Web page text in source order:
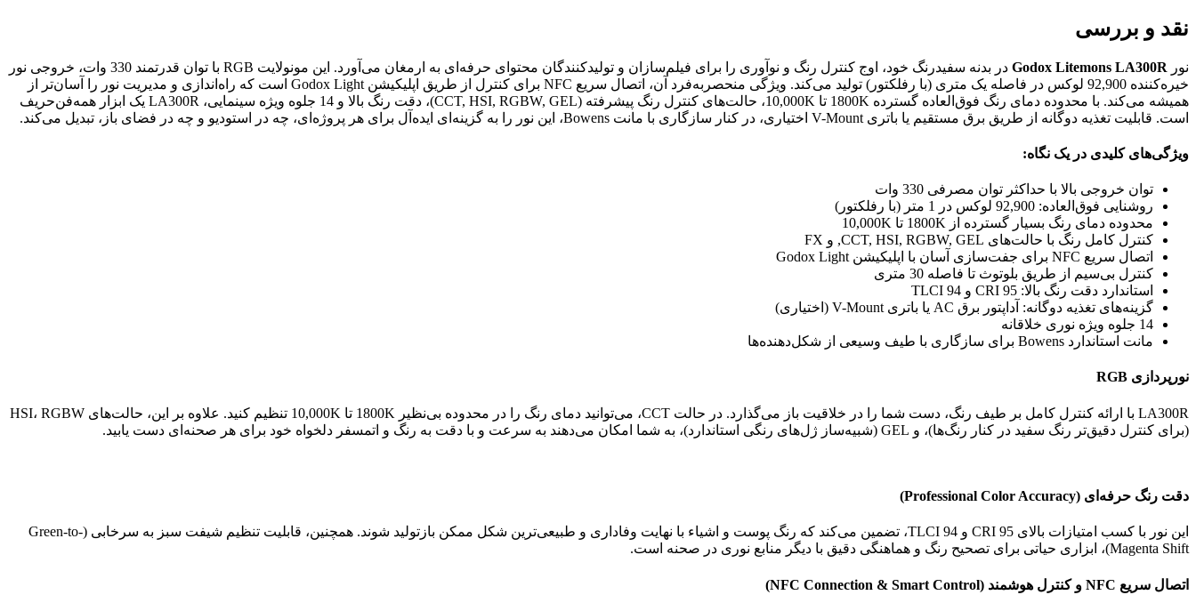
نقد و بررسی
نور Godox Litemons LA300R در بدنه سفیدرنگ خود، اوج کنترل رنگ و نوآوری را برای فیلم‌سازان و تولیدکنندگان محتوای حرفه‌ای به ارمغان می‌آورد. این مونولایت RGB با توان قدرتمند 330 وات، خروجی نور
خیره‌کننده 92,900
لوکس در فاصله یک متری (با رفلکتور) تولید می‌کند. ویژگی منحصربه‌فرد آن، اتصال سریع NFC برای کنترل از طریق اپلیکیشن Godox Light است که راه‌اندازی و مدیریت نور را آسان‌تر از
همیشه می‌کند. با محدوده دمای رنگ فوق‌العاده گسترده 1800K تا 10,000K، حالت‌های کنترل رنگ پیشرفته (CCT, HSI, RGBW, GEL)، دقت رنگ بالا و 14
جلوه ویژه سینمایی، LA300R یک ابزار همه‌فن‌حریف
است. قابلیت تغذیه دوگانه از طریق برق مستقیم یا باتری V-Mount اختیاری، در کنار سازگاری با مانت Bowens، این نور را به گزینه‌ای ایده‌آل برای هر پروژه‌ای، چه در استودیو و چه در فضای باز، تبدیل می‌کند.
ویژگی‌های کلیدی در یک نگاه:
توان خروجی بالا با حداکثر توان مصرفی 330 وات
روشنایی فوق‌العاده: 92,900 لوکس در 1 متر (با رفلکتور)
محدوده دمای رنگ بسیار گسترده از 1800K تا 10,000K
کنترل کامل رنگ با حالت‌های CCT, HSI, RGBW, GEL, و FX
اتصال سریع NFC برای جفت‌سازی آسان با اپلیکیشن Godox Light
کنترل بی‌سیم از طریق بلوتوث تا فاصله 30 متری
استاندارد دقت رنگ بالا: CRI 95 و TLCI 94
گزینه‌های تغذیه دوگانه: آداپتور برق AC یا باتری V-Mount (اختیاری)
14 جلوه ویژه نوری خلاقانه
مانت استاندارد Bowens برای سازگاری با طیف وسیعی از شکل‌دهنده‌ها
نورپردازی RGB
LA300R با ارائه کنترل کامل بر طیف رنگ، دست شما را در خلاقیت باز می‌گذارد. در حالت CCT، می‌توانید دمای رنگ را در محدوده بی‌نظیر 1800K تا 10,000K
تنظیم کنید. علاوه بر این، حالت‌های HSI، RGBW
(برای کنترل دقیق‌تر رنگ سفید در کنار رنگ‌ها)، و GEL (شبیه‌ساز ژل‌های رنگی استاندارد)، به شما امکان می‌دهند به سرعت و با دقت به رنگ و اتمسفر دلخواه خود برای هر صحنه‌ای دست یابید.
دقت رنگ حرفه‌ای (Professional Color Accuracy)
این نور با کسب امتیازات بالای CRI 95 و TLCI 94، تضمین می‌کند که رنگ پوست و اشیاء با نهایت وفاداری و طبیعی‌ترین شکل ممکن بازتولید شوند. همچنین، قابلیت تنظیم شیفت سبز به سرخابی (Green-to-
Magenta Shift)، ابزاری حیاتی برای تصحیح رنگ و هماهنگی دقیق با دیگر منابع نوری در صحنه است.
اتصال سریع NFC و کنترل هوشمند (NFC Connection & Smart Control)